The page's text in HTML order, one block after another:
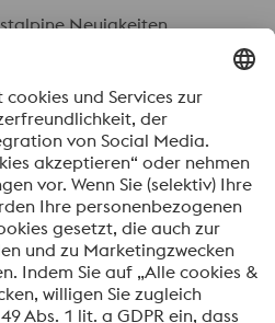
Neuigkeiten
FriendlyCaptcha ⇗
Formulars werden Ihre
zum Zweck der Bearbeitung